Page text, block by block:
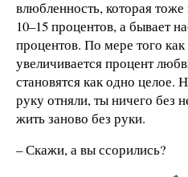
влюбленность, которая
10–15 процентов, а бывает
процентов. По мере того
увеличивается процент
становятся как одно целое.
руку отняли, ты ничего
жить заново без руки.
– Скажи, а вы ссорились?